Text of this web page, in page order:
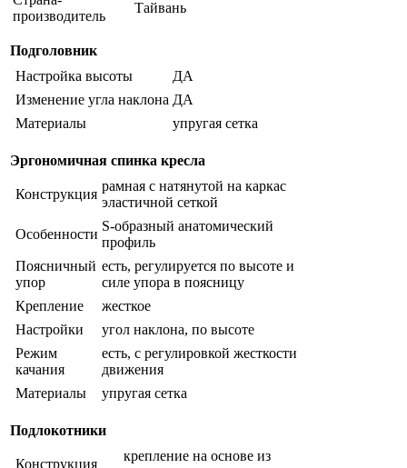
производитель
Тайвань
Подголовник
Настройка высоты
ДА
Изменение угла наклона ДА
Материалы
упругая сетка
Эргономичная спинка кресла
Конструкция
рамная с натянутой на каркас
эластичной сеткой
Особенности
S-образный анатомический
профиль
Поясничный
упор
есть, регулируется по высоте и
силе упора в поясницу
Крепление
жесткое
Настройки
угол наклона, по высоте
Режим
качания
есть, с регулировкой жесткости
движения
Материалы
упругая сетка
Подлокотники
Конструкция
крепление на основе из